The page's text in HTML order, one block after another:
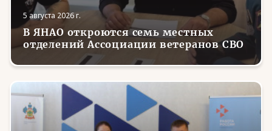
5 августа 2026 г.
В ЯНАО откроются семь местных
отделений Ассоциации ветеранов СВО